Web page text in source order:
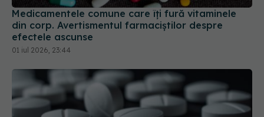
Medicamentele comune care îți fură vitaminele
din corp. Avertismentul farmaciștilor despre
efectele ascunse
01 iul 2026, 23:44